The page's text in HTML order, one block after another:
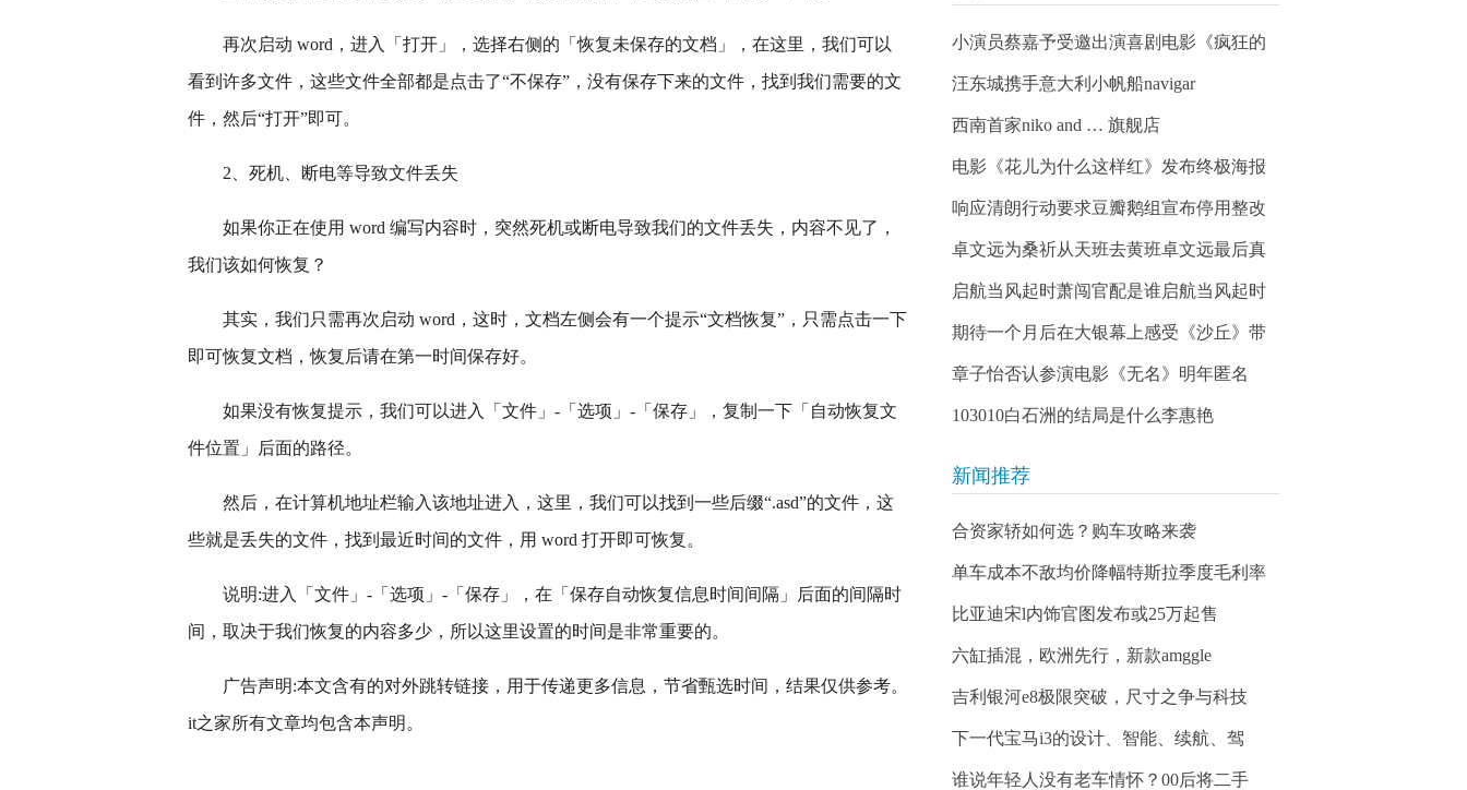
再次启动 word，进入「打开」，选择右侧的「恢复未保存的文档」，在这里，我们可以
看到许多文件，这些文件全部都是点击了“不保存”，没有保存下来的文件，找到我们需要的文
件，然后“打开”即可。
2、死机、断电等导致文件丢失
如果你正在使用 word 编写内容时，突然死机或断电导致我们的文件丢失，内容不见了，
我们该如何恢复？
其实，我们只需再次启动 word，这时，文档左侧会有一个提示“文档恢复”，只需点击一下
即可恢复文档，恢复后请在第一时间保存好。
如果没有恢复提示，我们可以进入「文件」-「选项」-「保存」，复制一下「自动恢复文
件位置」后面的路径。
然后，在计算机地址栏输入该地址进入，这里，我们可以找到一些后缀“.asd”的文件，这
些就是丢失的文件，找到最近时间的文件，用 word 打开即可恢复。
说明:进入「文件」-「选项」-「保存」，在「保存自动恢复信息时间间隔」后面的间隔时
间，取决于我们恢复的内容多少，所以这里设置的时间是非常重要的。
广告声明:本文含有的对外跳转链接，用于传递更多信息，节省甄选时间，结果仅供参考。
it之家所有文章均包含本声明。
小演员蔡嘉予受邀出演喜剧电影《疯狂的
汪东城携手意大利小帆船navigar
西南首家niko and … 旗舰店
电影《花儿为什么这样红》发布终极海报
响应清朗行动要求豆瓣鹅组宣布停用整改
卓文远为桑祈从天班去黄班卓文远最后真
启航当风起时萧闯官配是谁启航当风起时
期待一个月后在大银幕上感受《沙丘》带
章子怡否认参演电影《无名》明年匿名
103010白石洲的结局是什么李惠艳
新闻推荐
合资家轿如何选？购车攻略来袭
单车成本不敌均价降幅特斯拉季度毛利率
比亚迪宋l内饰官图发布或25万起售
六缸插混，欧洲先行，新款amggle
吉利银河e8极限突破，尺寸之争与科技
下一代宝马i3的设计、智能、续航、驾
谁说年轻人没有老车情怀？00后将二手